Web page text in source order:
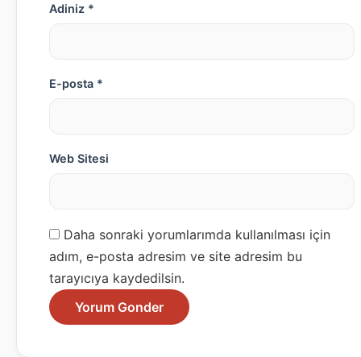
Adiniz *
E-posta *
Web Sitesi
Daha sonraki yorumlarımda kullanılması için
adım, e-posta adresim ve site adresim bu
tarayıcıya kaydedilsin.